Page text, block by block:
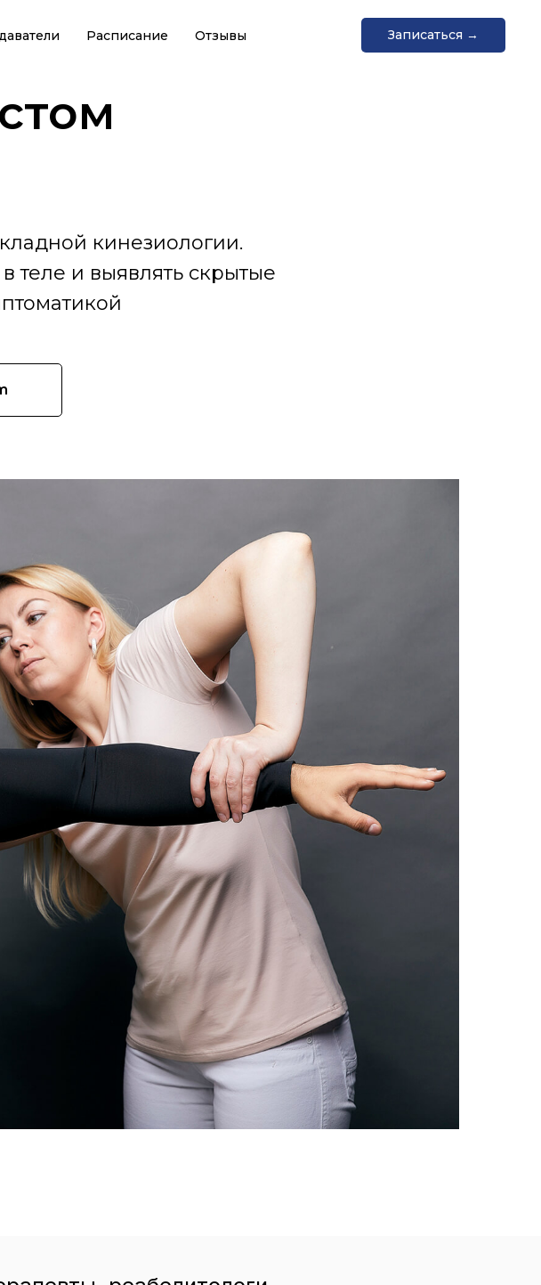
Расписание Отзывы Записаться →
кинезиологии.
теле и выявлять скрытые